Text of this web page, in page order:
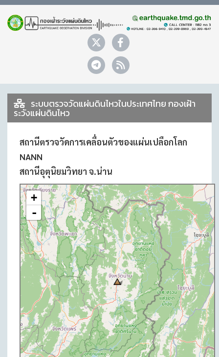
ระบบตรวจวัดแผ่นดินไหวในประเทศไทย กองเฝ้า
ระวังแผ่นดินไหว
สถานีตรวจวัดการเคลื่อนตัวของแผ่นเปลือกโลก
NANN
สถานีอุตุนิยมวิทยา จ.น่าน
+
-